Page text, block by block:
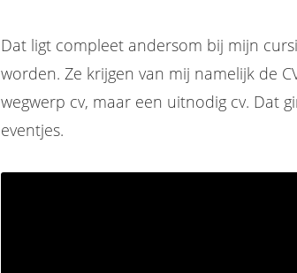
Dat ligt compleet andersom bij mijn
worden. Ze krijgen van mij namelijk de
wegwerp cv, maar een uitnodig cv. Dat
eventjes.